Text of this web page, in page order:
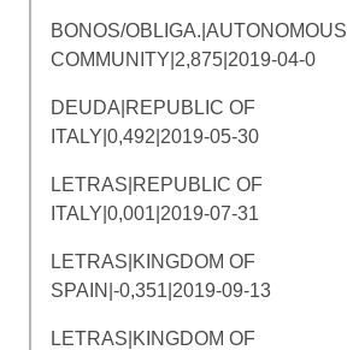
BONOS/OBLIGA.|AUTONOMOUS
COMMUNITY|2,875|2019-04-0
DEUDA|REPUBLIC OF
ITALY|0,492|2019-05-30
LETRAS|REPUBLIC OF
ITALY|0,001|2019-07-31
LETRAS|KINGDOM OF
SPAIN|-0,351|2019-09-13
LETRAS|KINGDOM OF